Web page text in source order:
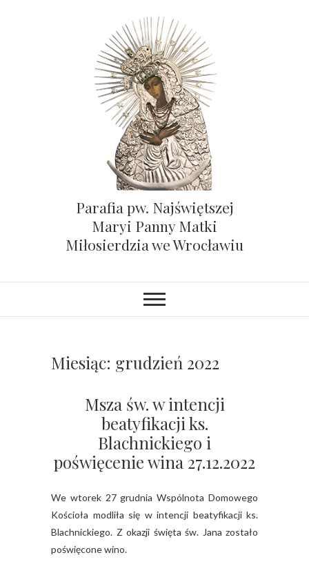
Parafia pw. Najświętszej
Maryi Panny Matki
Miłosierdzia we Wrocławiu
Miesiąc: grudzień 2022
Msza św. w intencji
beatyfikacji ks.
Blachnickiego i
poświęcenie wina 27.12.2022
We wtorek 27 grudnia Wspólnota Domowego
Kościoła modliła się w intencji beatyfikacji ks.
Blachnickiego. Z okazji święta św. Jana zostało
poświęcone wino.